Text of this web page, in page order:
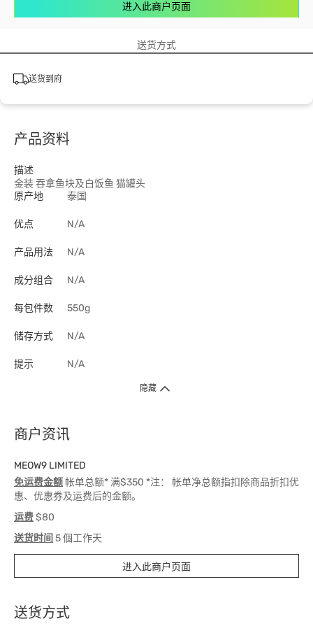
进入此商户页面
送货方式
送货到府
产品资料
描述
金装 吞拿鱼块及白饭鱼 猫罐头
原产地
泰国
优点 N/A
产品用法 N/A
成分组合 N/A
每包件数 550g
储存方式 N/A
提示 N/A
隐藏
商户资讯
MEOW9 LIMITED
免运费金额帐单总额* 满$350 *注： 帐单净总额指扣除商品折扣优
惠、优惠券及运费后的金额。
运费$80
送货时间 5 個工作天
进入此商户页面
送货方式